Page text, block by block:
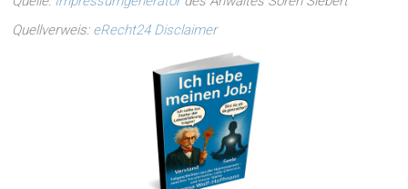
Quellverweis: eRecht24 Disclaimer